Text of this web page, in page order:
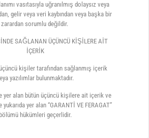
vasıtasıyla uğranılmış dolaysız veya
gelir veya veri kaybından veya başka bir
zarardan sorumlu değildir.
SAĞLANAN ÜÇÜNCÜ KİŞİLERE AİT
İÇERİK
kişiler tarafından sağlanmış içerik
yazılımlar bulunmaktadır.
yer alan bütün üçüncü kişilere ait içerik ve
yukarıda yer alan “GARANTİ VE FERAGAT”
bölümü hükümleri geçerlidir.